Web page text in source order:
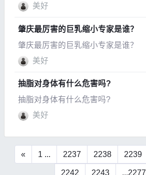
美好
肇庆最厉害的巨乳缩小专家是谁？
肇庆最厉害的巨乳缩小专家是谁？
美好
抽脂对身体有什么危害吗?
抽脂对身体有什么危害吗?
美好
« 1 ... 2237 2238 2239
2242 2243 ...2277